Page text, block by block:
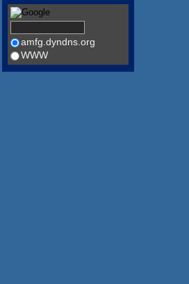
amfg.dyndns.org
WWW